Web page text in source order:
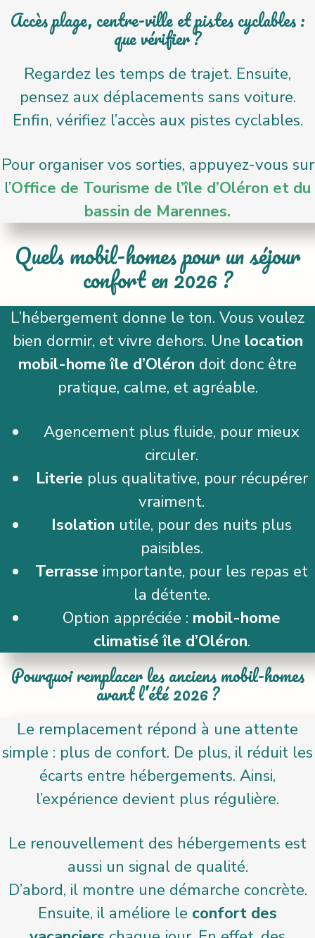
Accès plage, centre-ville et pistes cyclables :
que vérifier ?
Regardez les temps de trajet. Ensuite,
pensez aux déplacements sans voiture.
Enfin, vérifiez l’accès aux pistes cyclables.
Pour organiser vos sorties, appuyez-vous sur
l’Office de Tourisme de l’île d’Oléron et du
bassin de Marennes.
Quels mobil-homes pour un séjour
confort en 2026 ?
L’hébergement donne le ton. Vous voulez
bien dormir, et vivre dehors. Une location
mobil-home île d’Oléron doit donc être
pratique, calme, et agréable.
Agencement plus fluide, pour mieux
circuler.
Literie plus qualitative, pour récupérer
vraiment.
Isolation utile, pour des nuits plus
paisibles.
Terrasse importante, pour les repas et
la détente.
Option appréciée : mobil-home
climatisé île d’Oléron.
Pourquoi remplacer les anciens mobil-homes
avant l’été 2026 ?
Le remplacement répond à une attente
simple : plus de confort. De plus, il réduit les
écarts entre hébergements. Ainsi,
l’expérience devient plus régulière.
Le renouvellement des hébergements est
aussi un signal de qualité.
D’abord, il montre une démarche concrète.
Ensuite, il améliore le confort des